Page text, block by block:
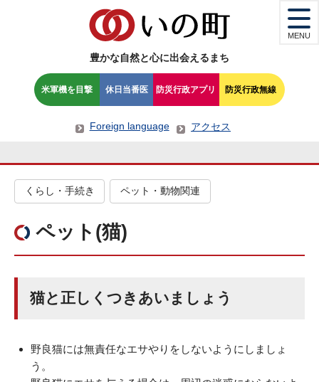
豊かな自然と心に出会えるまち
米軍機を目撃 休日当番医 防災行政アプリ 防災行政無線
Foreign language アクセス
MENU
くらし・手続き ペット・動物関連
ペット(猫)
猫と正しくつきあいましょう
野良猫には無責任なエサやりをしないようにしましょ
う。